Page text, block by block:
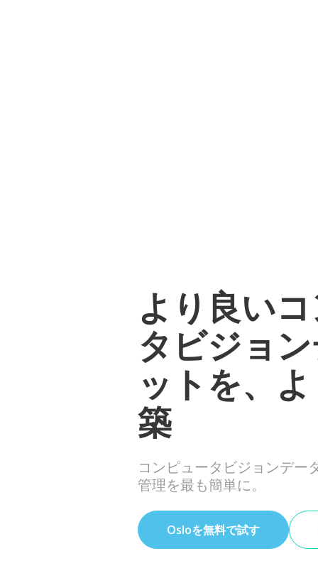
より良い
タビジョ
ットを、
築
コンピュータビジョンデー
管理を最も簡単に。
Osloを無料で試す